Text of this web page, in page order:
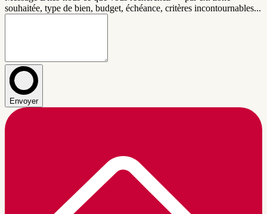
souhaitée, type de bien, budget, échéance, critères incontournables...
Envoyer